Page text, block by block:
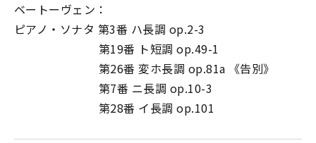
ベートーヴェン：
ピアノ・ソナタ 第3番 ハ長調 op.2-3
第19番 ト短調 op.49-1
第26番 変ホ長調 op.81a 《告別》
第7番 ニ長調 op.10-3
第28番 イ長調 op.101